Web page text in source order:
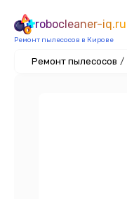
robocleaner-iq.ru
Ремонт пылесосов в Кирове
Ремонт пылесосов /